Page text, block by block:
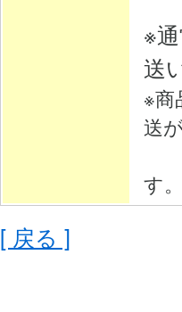
※
送
※商
送
す
[ 戻る ]